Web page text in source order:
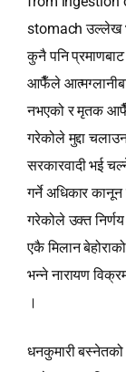
stomach उल्लेख
कुनै पनि
आफैँले
नभएको र मृतक
गरेकोले मुद्दा
सरकारवादी भई
गर्ने अधिकार कानून
गरेकोले उक्त
एकै मिलान
भन्‍ने नारायण
।
धनकुमारी बस्नेतको